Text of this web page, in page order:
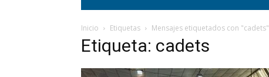
Inicio Etiquetas Mensajes etiquetados con "cadets"
Etiqueta: cadets